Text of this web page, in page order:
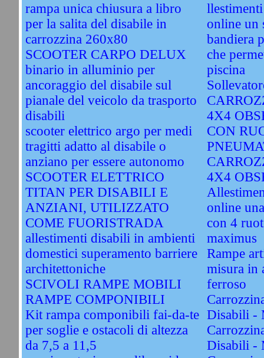
rampa unica chiusura a libro
per la salita del disabile in
carrozzina 260x80
SCOOTER CARPO DELUX
binario in alluminio per
ancoraggio del disabile sul
pianale del veicolo da trasporto
disabili
scooter elettrico argo per medi
tragitti adatto al disabile o
anziano per essere autonomo
SCOOTER ELETTRICO
TITAN PER DISABILI E
ANZIANI, UTILIZZATO
COME FUORISTRADA
allestimenti disabili in ambienti
domestici superamento barriere
architettoniche
SCIVOLI RAMPE MOBILI
RAMPE COMPONIBILI
Kit rampa componibili fai-da-te
per soglie e ostacoli di altezza
da 7,5 a 11,5
online un
bandiera
che
piscina
4X4
CON
4X4
online
con 4
maximus
Rampe
misura in
ferroso
Disabili -
Disabili -